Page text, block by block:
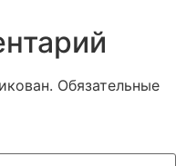
Обязательные